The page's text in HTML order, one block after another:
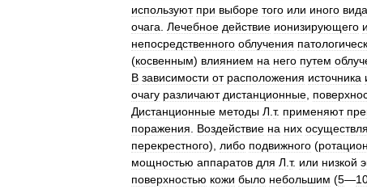
используют при выборе того или иного вида
очага Лечебное действие ионизирующего
непосредственного облучения
(косвенным) влиянием на него путем
В зависимости от расположения источника
очагу различают дистанционные
Дистанционные методы Л т. применяют
поражения
Воздействие на них
перекрестного), либо подвижного (
мощностью аппаратов для Л т. или низкой
поверхностью кожи было небольшим (5—